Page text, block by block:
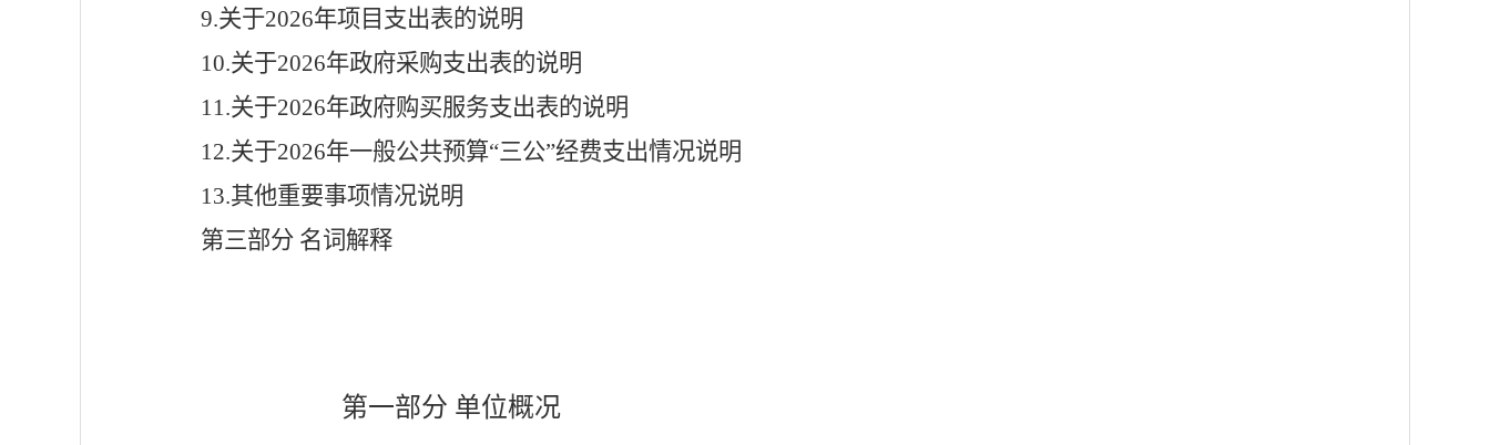
9.关于2026年项目支出表的说明
10.关于2026年政府采购支出表的说明
11.关于2026年政府购买服务支出表的说明
12.关于2026年一般公共预算“三公”经费支出情况说明
13.其他重要事项情况说明
第三部分 名词解释
第一部分 单位概况